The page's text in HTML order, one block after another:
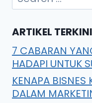
ARTIKEL TERKINI
7 CABARAN
HADAPI UNTUK
KENAPA BISNES
DALAM